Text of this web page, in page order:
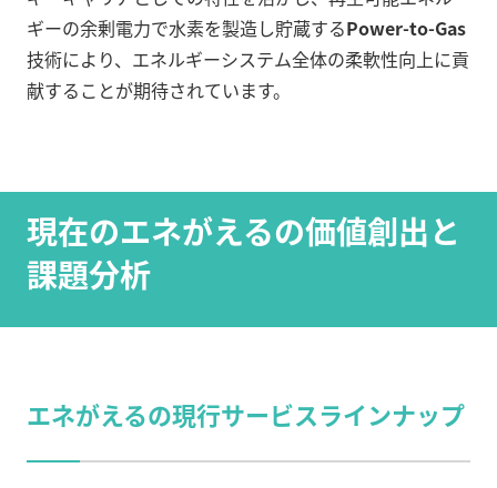
ギーの余剰電力で水素を製造し貯蔵するPower-to-Gas
技術により、エネルギーシステム全体の柔軟性向上に貢
献することが期待されています。
現在のエネがえるの価値創出と
課題分析
エネがえるの現行サービスラインナップ